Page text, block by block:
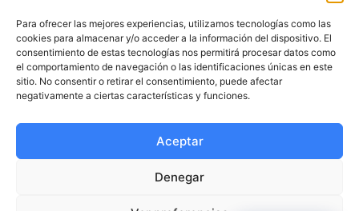
Para ofrecer las mejores experiencias, utilizamos tecnologías como las
cookies para almacenar y/o acceder a la información del dispositivo. El
consentimiento de estas tecnologías nos permitirá procesar datos como
el comportamiento de navegación o las identificaciones únicas en este
sitio. No consentir o retirar el consentimiento, puede afectar
negativamente a ciertas características y funciones.
Aceptar
Denegar
ENVIAR MENSAJE